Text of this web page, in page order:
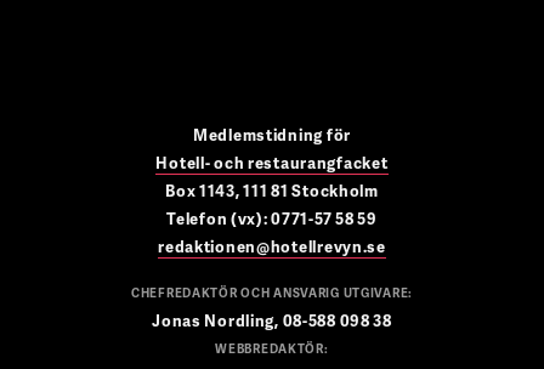
Medlemstidning för
Hotell- och restaurangfacket
Box 1143, 111 81 Stockholm
Telefon (vx): 0771-57 58 59
redaktionen@hotellrevyn.se
CHEFREDAKTÖR OCH ANSVARIG UTGIVARE:
Jonas Nordling, 08-588 098 38
WEBBREDAKTÖR: